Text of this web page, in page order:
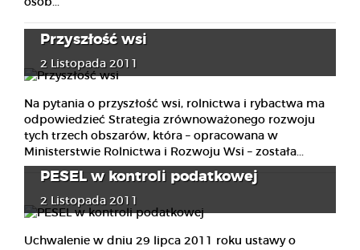
osób...
Przyszłość wsi
2 Listopada 2011
Na pytania o przyszłość wsi, rolnictwa i rybactwa ma
odpowiedzieć Strategia zrównoważonego rozwoju
tych trzech obszarów, która – opracowana w
Ministerstwie Rolnictwa i Rozwoju Wsi – została...
PESEL w kontroli podatkowej
2 Listopada 2011
Uchwalenie w dniu 29 lipca 2011 roku ustawy o